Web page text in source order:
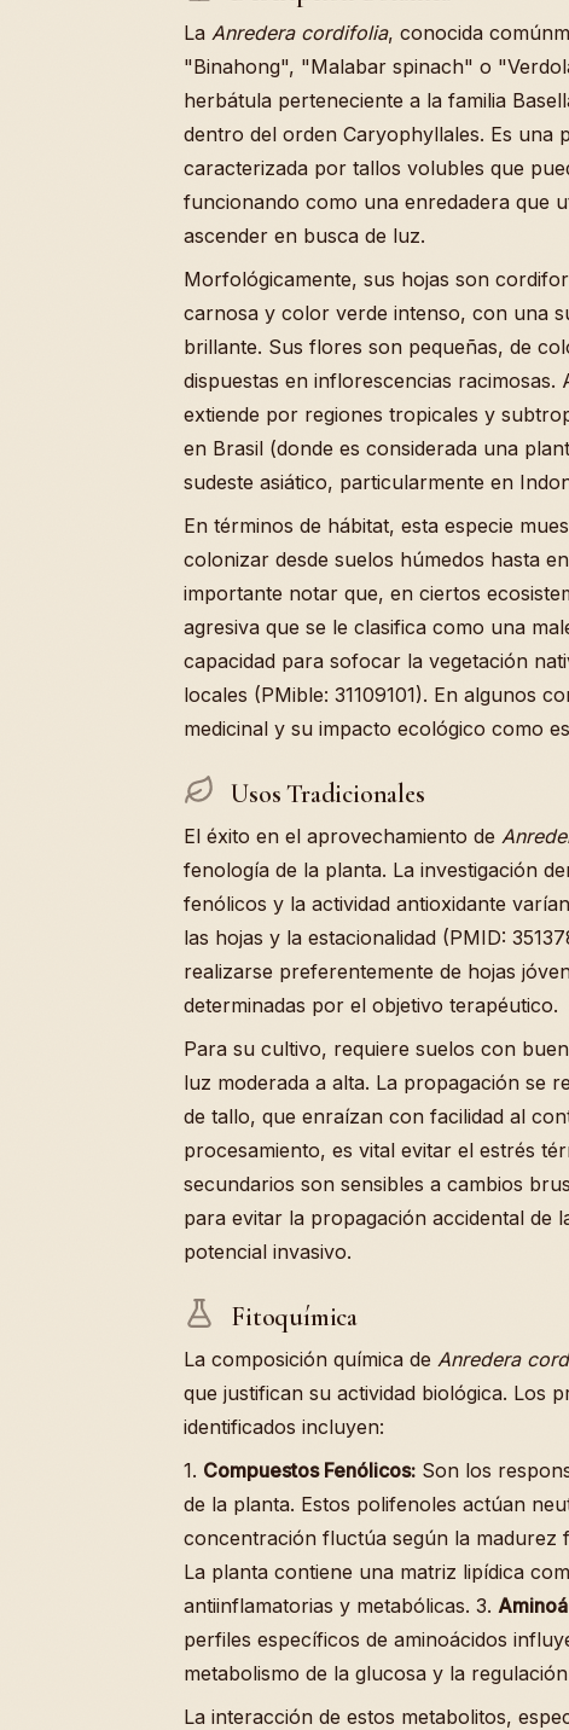
La Anredera cordifolia, conocida
"Binahong", "Malabar spinach" o
herbátula perteneciente a la familia
dentro del orden Caryophyllales. Es una
caracterizada por tallos volubles que
funcionando como una enredadera que
ascender en busca de luz.
Morfológicamente, sus hojas son
carnosa y color verde intenso, con una
brillante. Sus flores son pequeñas, de
dispuestas en inflorescencias
extiende por regiones tropicales y
en Brasil (donde es considerada una
sudeste asiático, particularmente en
En términos de hábitat, esta especie
colonizar desde suelos húmedos hasta
importante notar que, en ciertos
agresiva que se le clasifica como una
capacidad para sofocar la vegetación
locales (PMible: 31109101). En algunos
medicinal y su impacto ecológico como
Usos Tradicionales
El éxito en el aprovechamiento de
fenología de la planta. La investigación
fenólicos y la actividad antioxidante
las hojas y la estacionalidad (PMID:
realizarse preferentemente de hojas
determinadas por el objetivo terapéutico.
Para su cultivo, requiere suelos con
luz moderada a alta. La propagación se
de tallo, que enraízan con facilidad al
procesamiento, es vital evitar el estrés
secundarios son sensibles a cambios
para evitar la propagación accidental de
potencial invasivo.
Fitoquímica
La composición química de Anredera
que justifican su actividad biológica. Los
identificados incluyen:
1. Compuestos Fenólicos: Son los
de la planta. Estos polifenoles actúan
concentración fluctúa según la madurez
La planta contiene una matriz lipídica
antiinflamatorias y metabólicas. 3.
perfiles específicos de aminoácidos
metabolismo de la glucosa y la
La interacción de estos metabolitos,